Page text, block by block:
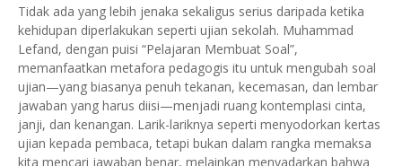
Tidak ada yang lebih jenaka sekaligus serius daripada ketika
kehidupan diperlakukan seperti ujian sekolah. Muhammad
Lefand, dengan puisi “Pelajaran Membuat Soal”,
memanfaatkan metafora pedagogis itu untuk mengubah soal
ujian—yang biasanya penuh tekanan, kecemasan, dan lembar
jawaban yang harus diisi—menjadi ruang kontemplasi cinta,
janji, dan kenangan. Larik-lariknya seperti menyodorkan kertas
ujian kepada pembaca, tetapi bukan dalam rangka memaksa
kita mencari jawaban benar, melainkan menyadarkan bahwa